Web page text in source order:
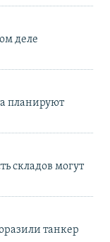
деле
планируют
складов могут
танкер